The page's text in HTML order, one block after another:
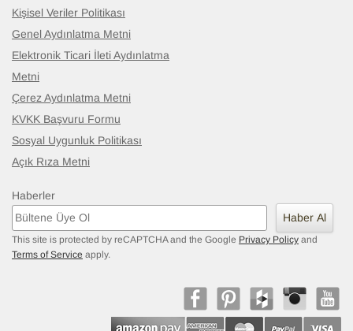
Kişisel Veriler Politikası
Genel Aydınlatma Metni
Elektronik Ticari İleti Aydınlatma
Metni
Çerez Aydınlatma Metni
KVKK Başvuru Formu
Sosyal Uygunluk Politikası
Açık Rıza Metni
Haberler
Haber Al
This site is protected by reCAPTCHA and the Google Privacy Policy and
Terms of Service apply.